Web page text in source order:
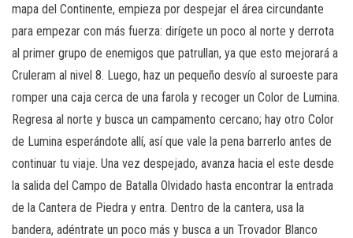
mapa del Continente, empieza por despejar el área circundante
para empezar con más fuerza: dirígete un poco al norte y derrota
al primer grupo de enemigos que patrullan, ya que esto mejorará a
Cruleram al nivel 8. Luego, haz un pequeño desvío al suroeste para
romper una caja cerca de una farola y recoger un Color de Lumina.
Regresa al norte y busca un campamento cercano; hay otro Color
de Lumina esperándote allí, así que vale la pena barrerlo antes de
continuar tu viaje. Una vez despejado, avanza hacia el este desde
la salida del Campo de Batalla Olvidado hasta encontrar la entrada
de la Cantera de Piedra y entra. Dentro de la cantera, usa la
bandera, adéntrate un poco más y busca a un Trovador Blanco